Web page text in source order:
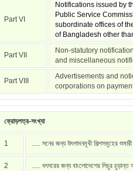
Part VI
Notifications issued by
Public Service
subordinate offices of
of Bangladesh other
Part VII
Non-statutory
and miscellaneous
Part VIII
Advertisements and
corporations on
ক্রোড়পত্র-সংখ্যা
1 ..... সনের জন্য উৎপাদনমূখী শিল্পসমূহের
2 ..... বৎসরের জন্য বাংলোদেশের লিচুর চুড়ান্ত